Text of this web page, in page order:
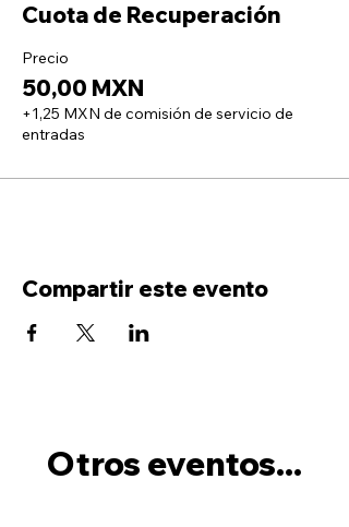
Cuota de Recuperación
Precio
50,00 MXN
+1,25 MXN de comisión de servicio de
entradas
Compartir este evento
Otros eventos...